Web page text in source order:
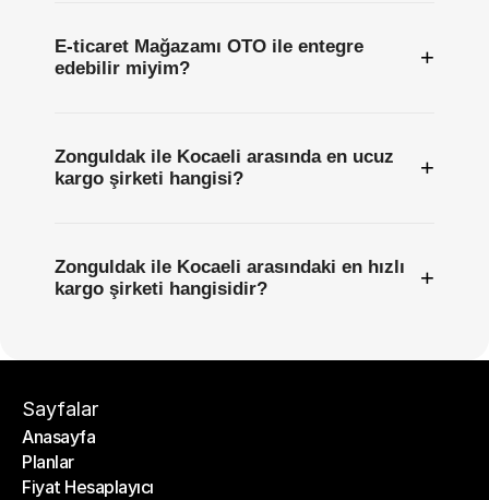
E-ticaret Mağazamı OTO ile entegre
edebilir miyim?
+
Zonguldak ile Kocaeli arasında en ucuz
kargo şirketi hangisi?
+
Zonguldak ile Kocaeli arasındaki en hızlı
kargo şirketi hangisidir?
+
Sayfalar
Anasayfa
Anasayfa
Planlar
Planlar
Fiyat Hesaplayıcı